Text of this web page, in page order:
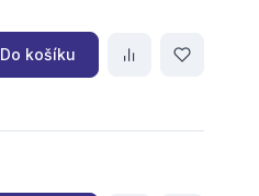
Do košíku